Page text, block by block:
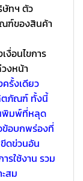
ทฯ ตัว
ฑ์ของสินค้า
งื่อนไขการ
งหน้า
รั้งเดียว
ตภัณฑ์ ทั้งนี้
พิมพ์ที่หลุด
ข้อบกพร่องที่
ดข่วนอัน
รใช้งาน รวม
สม